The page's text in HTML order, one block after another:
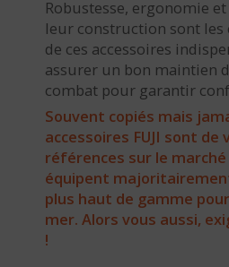
Robustesse, ergonomie
leur construction sont les
de ces accessoires
assurer un bon maintien
combat pour garantir
Souvent copiés mais
accessoires FUJI sont de
références sur le
équipent
plus haut de gamme
mer. Alors vous aussi,
!